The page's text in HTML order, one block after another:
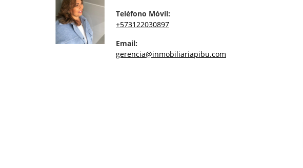
Teléfono Móvil:
+573122030897
Email:
gerencia@inmobiliariapibu.com